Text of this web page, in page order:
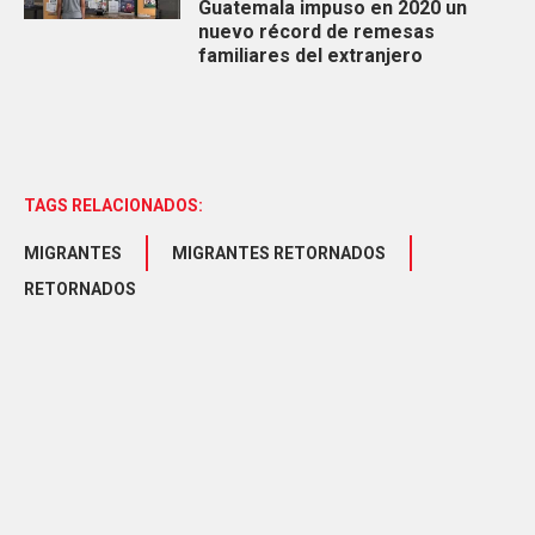
Guatemala impuso en 2020 un
nuevo récord de remesas
familiares del extranjero
TAGS RELACIONADOS:
MIGRANTES
MIGRANTES RETORNADOS
RETORNADOS